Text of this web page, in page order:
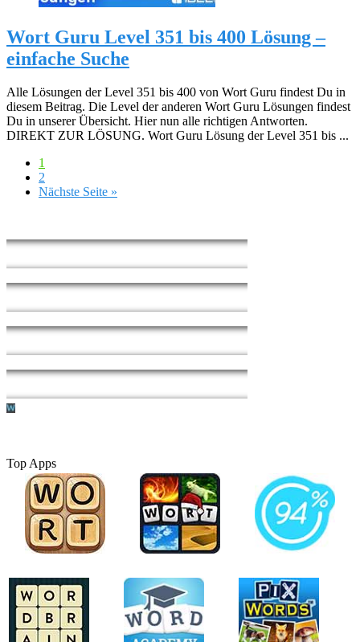
Wort Guru Level 351 bis 400 Lösung –
einfache Suche
Alle Lösungen der Level 351 bis 400 von Wort Guru findest Du in
diesem Beitrag. Die Level der anderen Wort Guru Lösungen findest
Du in unserer Übersicht. Hier nun alle richtigen Antworten.
DIREKT ZUR LÖSUNG. Wort Guru Lösung der Level 351 bis ...
1
2
Nächste Seite »
Top Apps